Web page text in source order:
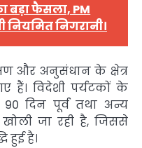
बड़ा फैसला, PM
निगरानी।
और अनुसंधान के क्षेत्र
हैं। विदेशी पर्यटकों के
90 दिन पूर्व तथा अन्य
जा रही है, जिससे
हुई है।